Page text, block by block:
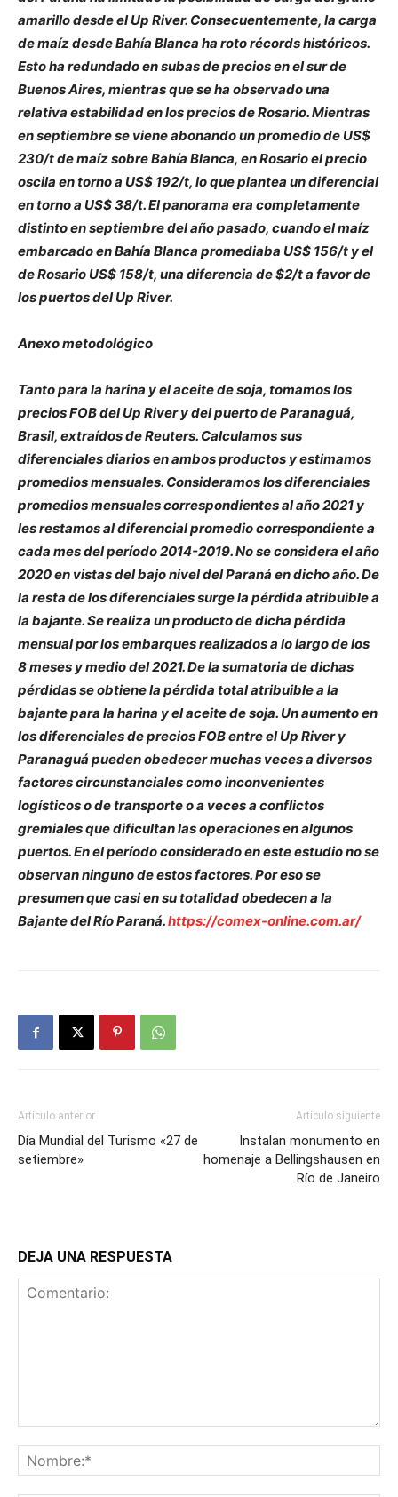
amarillo desde el Up River. Consecuentemente, la carga
de maíz desde Bahía Blanca ha roto récords históricos.
Esto ha redundado en subas de precios en el sur de
Buenos Aires, mientras que se ha observado una
relativa estabilidad en los precios de Rosario. Mientras
en septiembre se viene abonando un promedio de US$
230/t de maíz sobre Bahía Blanca, en Rosario el precio
oscila en torno a US$ 192/t, lo que plantea un diferencial
en torno a US$ 38/t. El panorama era completamente
distinto en septiembre del año pasado, cuando el maíz
embarcado en Bahía Blanca promediaba US$ 156/t y el
de Rosario US$ 158/t, una diferencia de $2/t a favor de
los puertos del Up River.
Anexo metodológico
Tanto para la harina y el aceite de soja, tomamos los
precios FOB del Up River y del puerto de Paranaguá,
Brasil, extraídos de Reuters. Calculamos sus
diferenciales diarios en ambos productos y estimamos
promedios mensuales. Consideramos los diferenciales
promedios mensuales correspondientes al año 2021 y
les restamos al diferencial promedio correspondiente a
cada mes del período 2014-2019. No se considera el año
2020 en vistas del bajo nivel del Paraná en dicho año. De
la resta de los diferenciales surge la pérdida atribuible a
la bajante. Se realiza un producto de dicha pérdida
mensual por los embarques realizados a lo largo de los
8 meses y medio del 2021. De la sumatoria de dichas
pérdidas se obtiene la pérdida total atribuible a la
bajante para la harina y el aceite de soja. Un aumento en
los diferenciales de precios FOB entre el Up River y
Paranaguá pueden obedecer muchas veces a diversos
factores circunstanciales como inconvenientes
logísticos o de transporte o a veces a conflictos
gremiales que dificultan las operaciones en algunos
puertos. En el período considerado en este estudio no se
observan ninguno de estos factores. Por eso se
presumen que casi en su totalidad obedecen a la
Bajante del Río Paraná.https://comex-online.com.ar/
Artículo anterior
Día Mundial del Turismo «27 de
setiembre»
Artículo siguiente
Instalan monumento en
homenaje a Bellingshausen en
Río de Janeiro
DEJA UNA RESPUESTA